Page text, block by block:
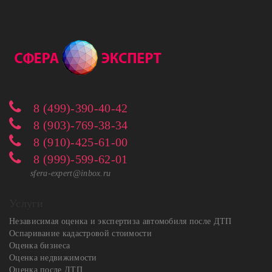
8 (499)-390-40-42
8 (903)-769-38-34
8 (910)-425-61-00
8 (999)-599-62-01
sfera-expert@inbox.ru
Независимая оценка и экспертиза автомобиля после ДТП
Оспаривание кадастровой стоимости
Оценка бизнеса
Оценка недвижимости
Оценка после ДТП